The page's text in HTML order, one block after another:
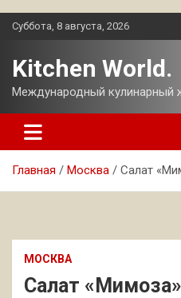
Перейти
Суббота, 8 августа, 2026
Kitchen World.
Международный кулинарный
Главная Москва Салат
МОСКВА
Салат